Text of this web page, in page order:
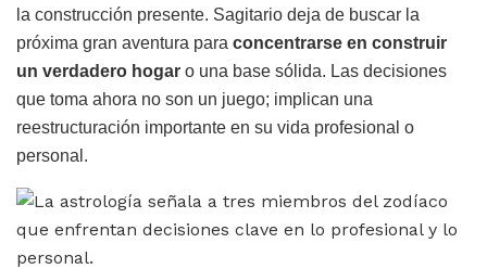
la construcción presente. Sagitario deja de buscar la
próxima gran aventura para concentrarse en construir
un verdadero hogar o una base sólida. Las decisiones
que toma ahora no son un juego; implican una
reestructuración importante en su vida profesional o
personal.